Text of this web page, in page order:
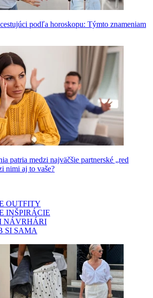
podľa horoskopu: Týmto znameniam
patria medzi najväčšie partnerské „red
nimi aj to vaše?
OUTFITY
INŠPIRÁCIE
NÁVRHÁRI
SI SAMA